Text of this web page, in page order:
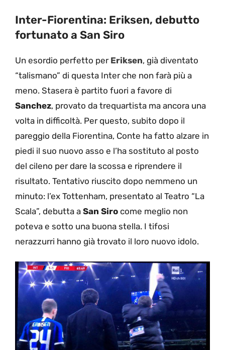
Inter-Fiorentina: Eriksen, debutto
fortunato a San Siro
Un esordio perfetto per Eriksen, già diventato
“talismano” di questa Inter che non farà più a
meno. Stasera è partito fuori a favore di
Sanchez, provato da trequartista ma ancora una
volta in difficoltà. Per questo, subito dopo il
pareggio della Fiorentina, Conte ha fatto alzare in
piedi il suo nuovo asso e l’ha sostituto al posto
del cileno per dare la scossa e riprendere il
risultato. Tentativo riuscito dopo nemmeno un
minuto: l’ex Tottenham, presentato al Teatro “La
Scala”, debutta a San Siro come meglio non
poteva e sotto una buona stella. I tifosi
nerazzurri hanno già trovato il loro nuovo idolo.